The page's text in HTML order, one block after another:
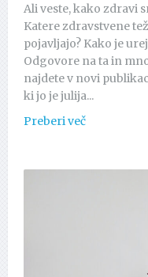
Ali veste, kako zdravi
Katere zdravstvene
pojavljajo? Kako je
Odgovore na ta in
najdete v novi
ki jo je julija...
Preberi več